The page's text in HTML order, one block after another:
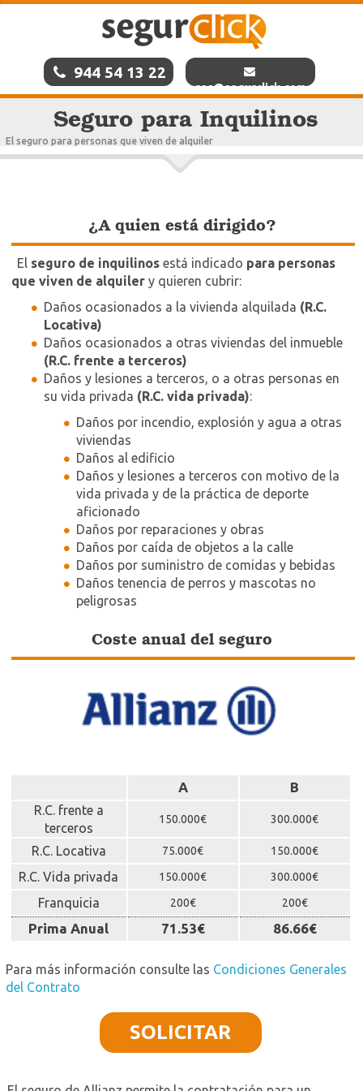
944 54 13 22
res@segurclick.com
Seguro para Inquilinos
El seguro para personas que viven de alquiler
¿A quien está dirigido?
El seguro de inquilinos está indicado para personas
que viven de alquiler y quieren cubrir:
Daños ocasionados a la vivienda alquilada (R.C.
Locativa)
Daños ocasionados a otras viviendas del inmueble
(R.C. frente a terceros)
Daños y lesiones a terceros, o a otras personas en
su vida privada (R.C. vida privada):
Daños por incendio, explosión y agua a otras
viviendas
Daños al edificio
Daños y lesiones a terceros con motivo de la
vida privada y de la práctica de deporte
aficionado
Daños por reparaciones y obras
Daños por caída de objetos a la calle
Daños por suministro de comidas y bebidas
Daños tenencia de perros y mascotas no
peligrosas
Coste anual del seguro
A B
R.C. frente a
terceros
150.000€ 300.000€
R.C. Locativa 75.000€ 150.000€
R.C. Vida privada 150.000€ 300.000€
Franquicia 200€ 200€
Prima Anual 71.53€ 86.66€
Para más información consulte las Condiciones Generales
del Contrato
SOLICITAR